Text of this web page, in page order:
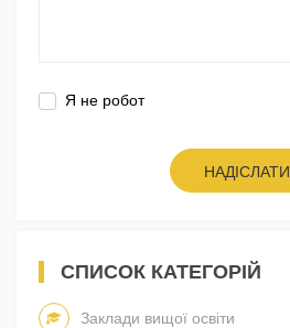
Я не робот
НАДІСЛАТИ
СПИСОК КАТЕГОРІЙ
Заклади вищої освіти